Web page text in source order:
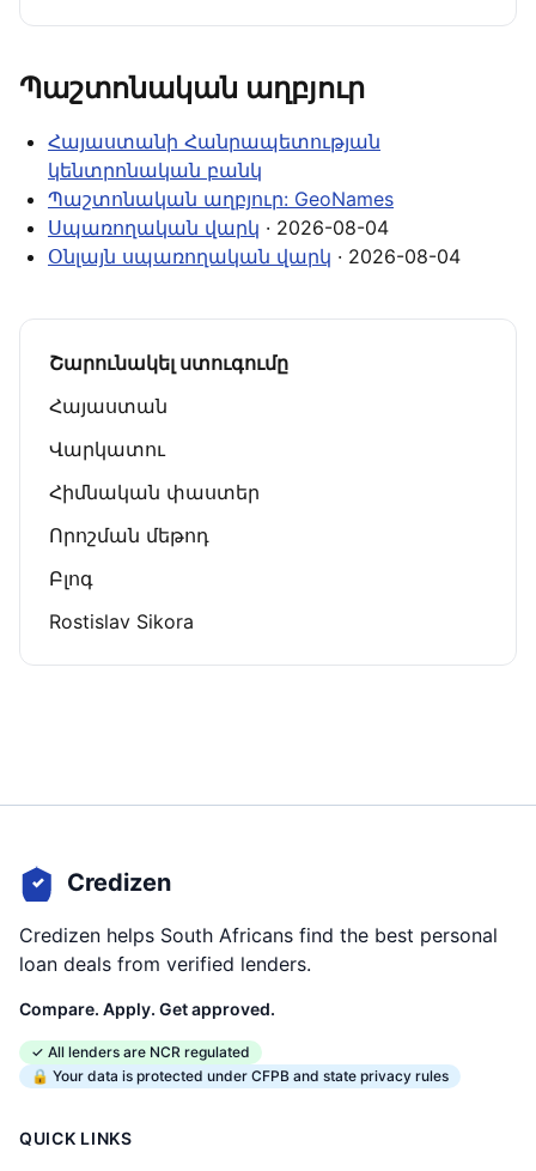
Պաշտոնական աղբյուր
Հայաստանի Հանրապետության
կենտրոնական բանկ
Պաշտոնական աղբյուր: GeoNames
Սպառողական վարկ · 2026-08-04
Օնլայն սպառողական վարկ · 2026-08-04
Շարունակել ստուգումը
Հայաստան
Վարկատու
Հիմնական փաստեր
Որոշման մեթոդ
Բլոգ
Rostislav Sikora
Credizen
Credizen helps South Africans find the best personal
loan deals from verified lenders.
Compare. Apply. Get approved.
✓ All lenders are NCR regulated
🔒 Your data is protected under CFPB and state privacy rules
QUICK LINKS